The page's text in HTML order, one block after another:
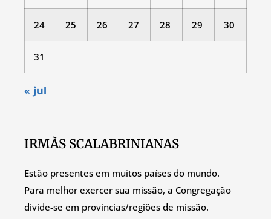
24 25 26 27 28 29 30
31
« jul
IRMÃS SCALABRINIANAS
Estão presentes em muitos países do mundo.
Para melhor exercer sua missão, a Congregação
divide-se em províncias/regiões de missão.